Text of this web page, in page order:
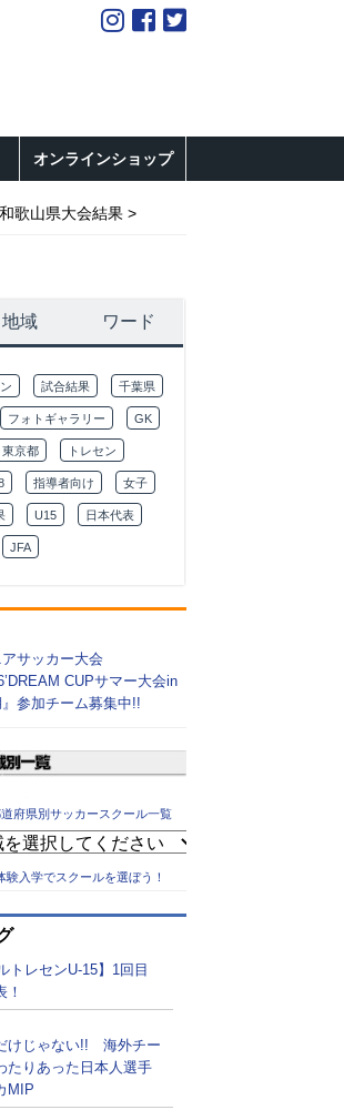
オンラインショップ
歌山県大会結果
地域 ワード
試合結果 千葉県
フォトギャラリー GK
東京都 トレセン
指導者向け 女子
U15 日本代表
JFA
サッカー大会
CUPサマー大会in
参加チーム募集中!!
府県別サッカースクール一覧
験入学でスクールを選ぼう！
トレセンU-15】1回目
！
けじゃない!! 海外チー
たりあった日本人選手
MIP